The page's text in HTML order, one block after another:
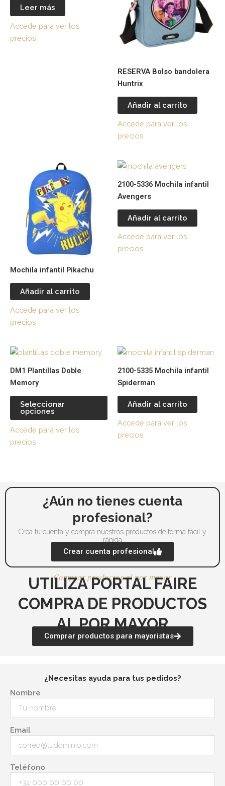
Leer más
Accede para ver los
precios
RESERVA Bolso bandolera
Huntrix
Añadir al carrito
Accede para ver los
precios
Mochila infantil Pikachu
Añadir al carrito
Accede para ver los
precios
2100-5336 Mochila infantil
Avengers
Añadir al carrito
Accede para ver los
precios
DM1 Plantillas Doble
Memory
Seleccionar
opciones
Este
tiene
múltiples
variantes.
Las
opciones
página
producto
Accede para ver los
precios
2100-5335 Mochila infantil
Spiderman
Añadir al carrito
Accede para ver los
precios
¿Aún no tienes cuenta
profesional?
Crea tu cuenta y compra nuestros productos de forma fácil y
rápida
Crear cuenta profesional
Comprar productos al por mayor
UTILIZA PORTAL FAIRE
COMPRA DE PRODUCTOS
AL POR MAYOR
Comprar productos para mayoristas
¿Necesitas ayuda para tus pedidos?
Nombre
Email
Teléfono